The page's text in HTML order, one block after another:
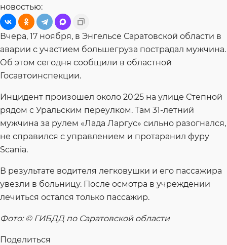
новостью:
Вчера, 17 ноября, в Энгельсе Саратовской области в
аварии с участием большегруза пострадал мужчина.
Об этом сегодня сообщили в областной
Госавтоинспекции.
Инцидент произошел около 20:25 на улице Степной
рядом с Уральским переулком. Там 31-летний
мужчина за рулем «Лада Ларгус» сильно разогнался,
не справился с управлением и протаранил фуру
Scania.
В результате водителя легковушки и его пассажира
увезли в больницу. После осмотра в учреждении
лечиться остался только пассажир.
Фото: © ГИБДД по Саратовской области
Поделиться